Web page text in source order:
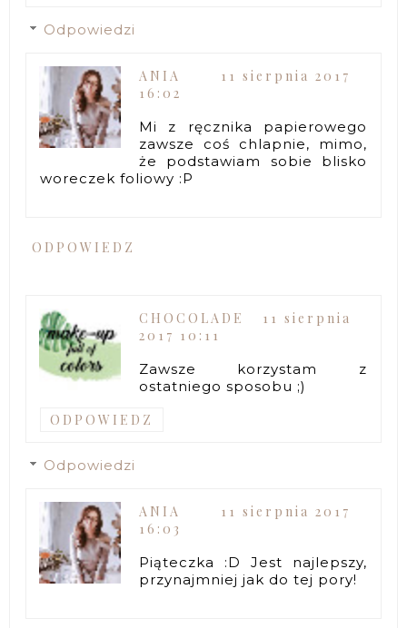
Odpowiedzi
ANIA
11 sierpnia 2017
16:02
Mi z ręcznika papierowego
zawsze coś chlapnie, mimo,
że podstawiam sobie blisko
woreczek foliowy :P
ODPOWIEDZ
CHOCOLADE
11 sierpnia
2017 10:11
Zawsze korzystam z
ostatniego sposobu ;)
ODPOWIEDZ
Odpowiedzi
ANIA
11 sierpnia 2017
16:03
Piąteczka :D Jest najlepszy,
przynajmniej jak do tej pory!